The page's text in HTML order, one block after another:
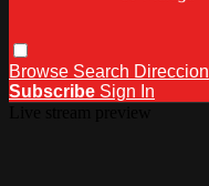
Browse Search Direccion
Subscribe Sign In